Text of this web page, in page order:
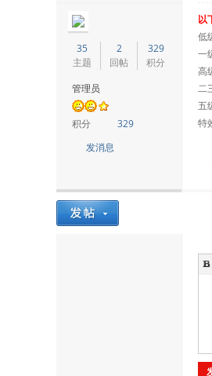
35
主题
2
回帖
329
积分
管理员
积分
329
发消息
以
低
一
高
二
五
特